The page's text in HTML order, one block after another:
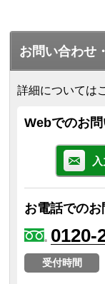
お問い合わせ
詳細については
Webでのお
お電話での
0120-
受付時間